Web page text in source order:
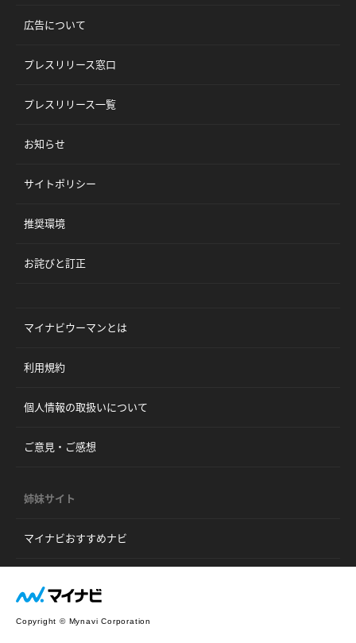
広告について
プレスリリース窓口
プレスリリース一覧
お知らせ
サイトポリシー
推奨環境
お詫びと訂正
マイナビウーマンとは
利用規約
個人情報の取扱いについて
ご意見・ご感想
姉妹サイト
マイナビおすすめナビ
Copyright © Mynavi Corporation